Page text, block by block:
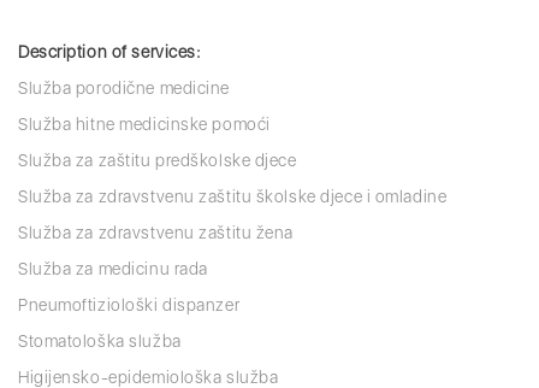
Description of services:
Služba porodične medicine
Služba hitne medicinske pomoći
Služba za zaštitu predškolske djece
Služba za zdravstvenu zaštitu školske djece i omladine
Služba za zdravstvenu zaštitu žena
Služba za medicinu rada
Pneumoftiziološki dispanzer
Stomatološka služba
Higijensko-epidemiološka služba